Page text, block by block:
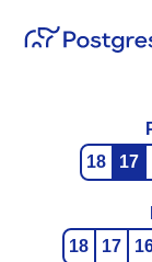
18
17
18
17